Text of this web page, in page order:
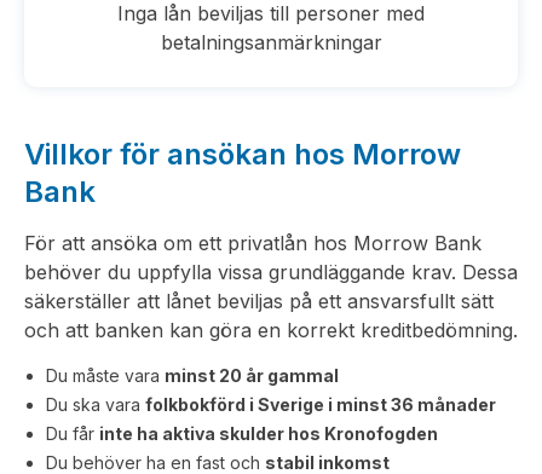
Inga lån beviljas till personer med
betalningsanmärkningar
Villkor för ansökan hos Morrow
Bank
För att ansöka om ett privatlån hos Morrow Bank
behöver du uppfylla vissa grundläggande krav. Dessa
säkerställer att lånet beviljas på ett ansvarsfullt sätt
och att banken kan göra en korrekt kreditbedömning.
Du måste vara minst 20 år gammal
Du ska vara folkbokförd i Sverige i minst 36 månader
Du får inte ha aktiva skulder hos Kronofogden
Du behöver ha en fast och stabil inkomst